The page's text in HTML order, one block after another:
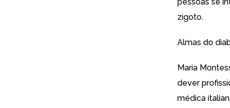
zigoto.
Almas do
Maria
dever
médica